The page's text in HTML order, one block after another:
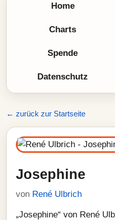
Home
Charts
Spende
Datenschutz
← zurück zur Startseite
Josephine
von René Ulbrich
„Josephine“ von René